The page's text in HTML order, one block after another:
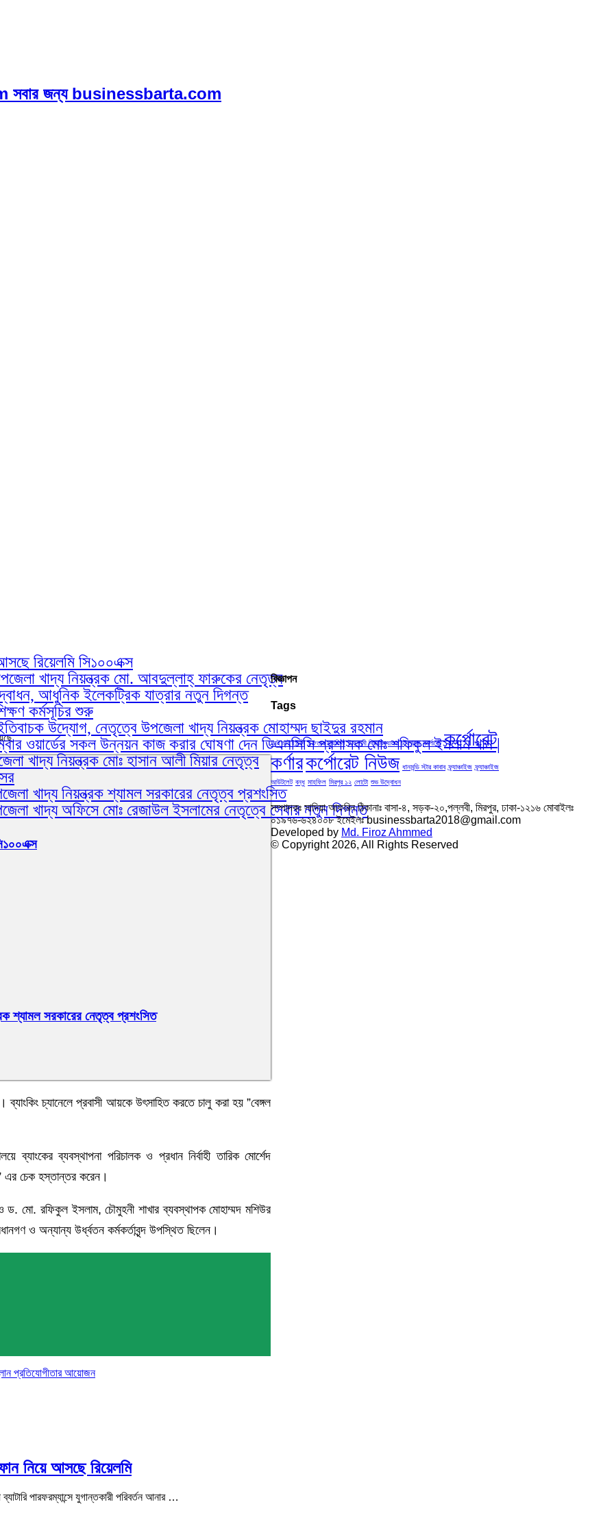
জন্য businessbarta.com
রিয়েলমি সি১০০এক্স
খাদ্য নিয়ন্ত্রক মো. আবদুল্লাহ্ ফারুকের নেতৃত্ব
আধুনিক ইলেকট্রিক যাত্রার নতুন দিগন্ত
কর্মসূচির শুরু
উদ্যোগ, নেতৃত্বে উপজেলা খাদ্য নিয়ন্ত্রক মোহাম্মদ ছাইদুর রহমান
ওয়ার্ডের সকল উন্নয়ন কাজ করার ঘোষণা দেন ডিএনসিসি প্রশাসক মোঃ শফিকুল ইসলাম খান |
খাদ্য নিয়ন্ত্রক মোঃ হাসান আলী মিয়ার নেতৃত্ব
খাদ্য নিয়ন্ত্রক শ্যামল সরকারের নেতৃত্ব প্রশংসিত
খাদ্য অফিসে মোঃ রেজাউল ইসলামের নেতৃত্বে সেবার নতুন দিগন্ত
শ্যামল সরকারের নেতৃত্ব প্রশংসিত
ব্যাংকিং চ্যানেলে প্রবাসী আয়কে উৎসাহিত করতে চালু করা হয় ”বেঙ্গল
ব্যাংকের ব্যবস্থাপনা পরিচালক ও প্রধান নির্বাহী তারিক মোর্শেদ
এর চেক হস্তান্তর করেন।
মো. রফিকুল ইসলাম, চৌমুহনী শাখার ব্যবস্থাপক মোহাম্মদ মশিউর
ও অন্যান্য উর্ধ্বতন কর্মকর্তাবৃন্দ উপস্থিত ছিলেন।
প্রতিযোগীতার আয়োজন
নিয়ে আসছে রিয়েলমি
পারফরম্যান্সে যুগান্তকারী পরিবর্তন আনার …
বিজ্ঞাপন
Tags
আইআইইউসি ইফতার মাহফিল ইসলামী বিশ্ববিদ্যালয় চট্রগ্রাম কর্পোরেট কর্পোরেট
কর্ণারকর্পোরেট নিউজ ধানমন্ডি স্টার কাবাব ফ্র্যাঞ্চাইজ ফ্র্যাঞ্চাইজ
আউটলেট বন্ধু মাহফিল মিরপুর ১২ লোটো শুভ উদ্বোধন
সম্পাদকঃ সাদিয়া আফরিন ঠিকানাঃ বাসা-৪, সড়ক-২০,পল্লবী, মিরপুর, ঢাকা-১২১৬ মোবাইলঃ
০১৯৭৬-৬২৪০০৮ ইমেইলঃ businessbarta2018@gmail.com
Developed by Md. Firoz Ahmmed
© Copyright 2026, All Rights Reserved